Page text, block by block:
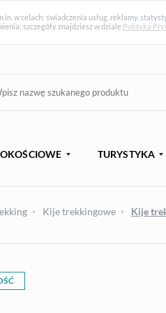
w celach: świadczenia usług, reklamy,
szczegóły znajdziesz w dziale Polityka
TURYSTYKA
Kije trekkingowe Kije